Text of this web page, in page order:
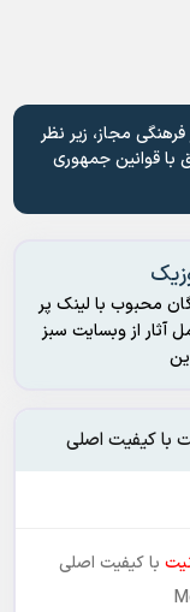
مجاز، زیر نظر
با قوانین جمهوری
محبوب با لینک پر
آثار از وبسایت سبز
با کیفیت اصلی
با کیفیت اصلی